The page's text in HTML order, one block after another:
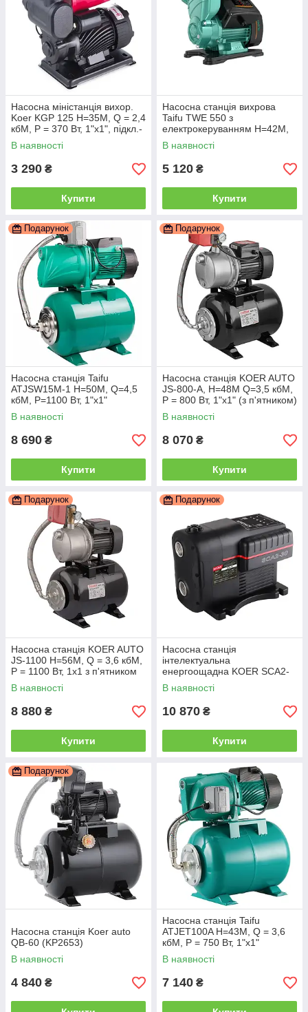
Насосна міністанція вихор.
Koer KGP 125 Н=35М, Q = 2,4
кбМ, P = 370 Вт, 1"x1", підкл.-
вуглецеве (KP2883)
В наявності
3 290 ₴
Купити
Насосна станція вихрова
Taifu TWE 550 з
електрокеруванням Н=42М,
Q = 3 кбМ, P = 550 Вт, 1"x1"
(TF3362)
В наявності
5 120 ₴
Купити
Подарунок
Насосна станція Taifu
ATJSW15M-1 Н=50М, Q=4,5
кбМ, P=1100 Вт, 1"x1"
(TF0041)
В наявності
8 690 ₴
Купити
Подарунок
Насосна станція KOER AUTO
JS-800-A, Н=48М Q=3,5 кбМ,
P = 800 Вт, 1"x1" (з п'ятником)
(KP3375)
В наявності
8 070 ₴
Купити
Подарунок
Насосна станція KOER AUTO
JS-1100 Н=56М, Q = 3,6 кбМ,
P = 1100 Вт, 1x1 з п'ятником
(KP3261)
В наявності
8 880 ₴
Купити
Подарунок
Насосна станція
інтелектуальна
енергоощадна KOER SCA2-
30, Н=42М, Q = 4.5 кбМ,
P=600 Вт, 1" (KP3310)
В наявності
10 870 ₴
Купити
Подарунок
Насосна станція Koer auto
QB-60 (KP2653)
В наявності
4 840 ₴
Насосна станція Taifu
ATJET100A Н=43М, Q = 3,6
кбМ, P = 750 Вт, 1"x1"
(TF0030)
В наявності
7 140 ₴